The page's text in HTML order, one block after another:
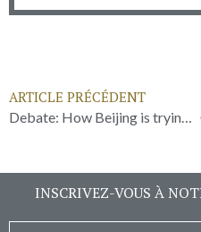
ARTICLE PRÉCÉDENT
INSCRIVEZ-VOUS À